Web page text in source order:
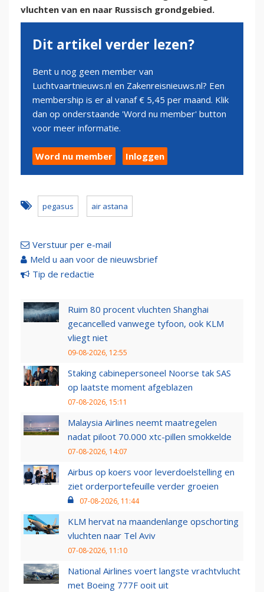
vluchten van en naar Russisch grondgebied.
Dit artikel verder lezen?
Bent u nog geen member van
Luchtvaartnieuws.nl en Zakenreisnieuws.nl? Een
membership is er al vanaf € 5,45 per maand. Klik
dan op onderstaande 'Word nu member' button
voor meer informatie.
Word nu member Inloggen
pegasus air astana
Verstuur per e-mail
Meld u aan voor de nieuwsbrief
Tip de redactie
Ruim 80 procent vluchten Shanghai
gecancelled vanwege tyfoon, ook KLM
vliegt niet
09-08-2026, 12:55
Staking cabinepersoneel Noorse tak SAS
op laatste moment afgeblazen
07-08-2026, 15:11
Malaysia Airlines neemt maatregelen
nadat piloot 70.000 xtc-pillen smokkelde
07-08-2026, 14:07
Airbus op koers voor leverdoelstelling en
ziet orderportefeuille verder groeien
07-08-2026, 11:44
KLM hervat na maandenlange opschorting
vluchten naar Tel Aviv
07-08-2026, 11:10
National Airlines voert langste vrachtvlucht
met Boeing 777F ooit uit